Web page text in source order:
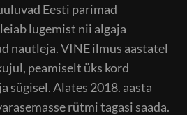
Eesti parimad
lugemist nii algaja
nautleja. VINE ilmus aastatel
peamiselt üks kord
sügisel. Alates 2018. aasta
rütmi tagasi saada.